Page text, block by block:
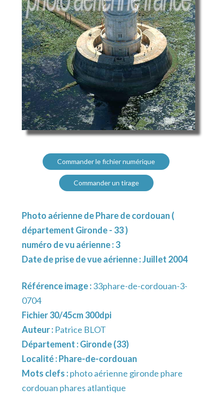
Commander le fichier numérique
Commander un tirage
Photo aérienne de Phare de cordouan (
département Gironde - 33 )
numéro de vu aérienne : 3
Date de prise de vue aérienne : Juillet 2004
Référence image :33phare-de-cordouan-3-
0704
Fichier 30/45cm 300dpi
Auteur : Patrice BLOT
Département :Gironde (33)
Localité :Phare-de-cordouan
Mots clefs :photo aérienne gironde phare
cordouan phares atlantique